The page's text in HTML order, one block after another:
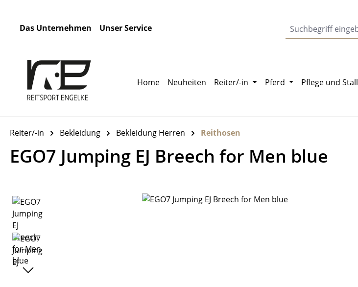
Das Unternehmen
Unser Service
Home Neuheiten Reiter/-in Pferd Pflege und Stall
Reiter/-in Bekleidung Bekleidung Herren Reithosen
EGO7 Jumping EJ Breech for Men blue
Bildergalerie überspringen